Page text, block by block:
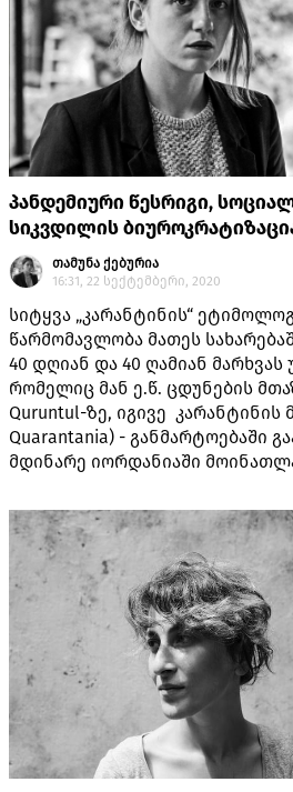
პანდემიური წესრიგი,
სიკვდილის
თამუნა ქებურია
16:31, 22 სექტემბერი, 2020
სიტყვა „კარანტინის“
წარმომავლობა მათეს
40 დღიან და 40 ღამიან მარხვას
რომელიც მან ე.წ. ცდუნების
Quruntul-ზე, იგივე კარანტინის
Quarantania) - განმარტოებაში
მდინარე იორდანიაში